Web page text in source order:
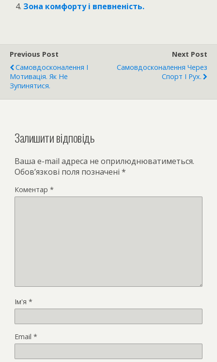
Зона комфорту і впевненість.
Previous Post
Самовдосконалення І
Мотивація. Як Не
Зупинятися.
Next Post
Самовдосконалення Через
Спорт І Рух.
Залишити відповідь
Ваша e-mail адреса не оприлюднюватиметься.
Обов’язкові поля позначені *
Коментар *
Ім'я *
Email *